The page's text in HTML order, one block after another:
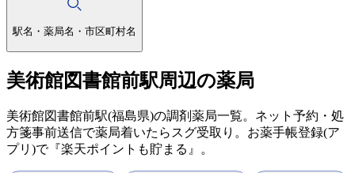
駅名・薬局名・市区町村名
美術館図書館前駅周辺の薬局
美術館図書館前駅(福島県)の調剤薬局一覧。ネット予約・処
方箋事前送信で薬局着いたらスグ受取り。お薬手帳登録(ア
プリ)で『楽天ポイントも貯まる』。